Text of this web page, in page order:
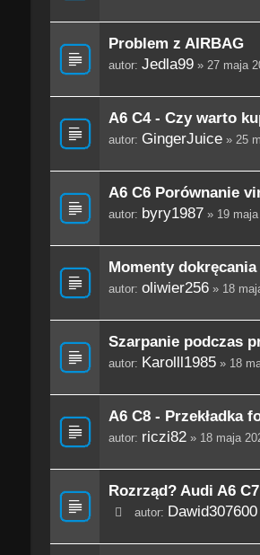
Problem z AIRBAG
autor: Jedla99» 27 maja
A6 C4 - Czy warto
autor: GingerJuice» 25
A6 C6 Porównanie
autor: byry1987 » 19
Momenty dokręcania
autor: oliwier256» 18
Szarpanie podczas
autor: Karolll1985» 18
A6 C8 - Przekładka
autor: riczi82» 18 maja
Rozrząd? Audi A6
autor: Dawid307600